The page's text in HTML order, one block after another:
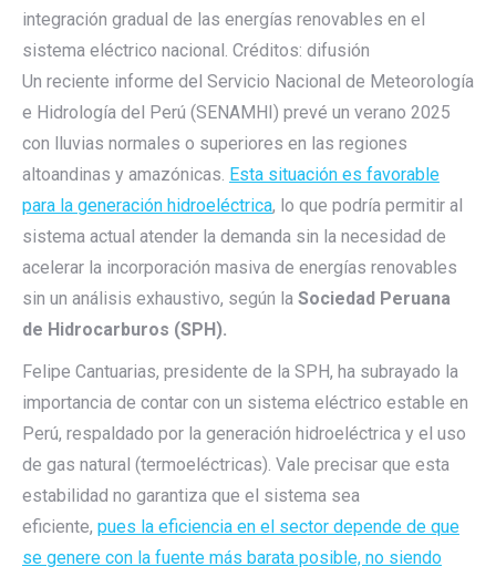
integración gradual de las energías renovables en el
sistema eléctrico nacional. Créditos: difusión
Un reciente informe del Servicio Nacional de Meteorología
e Hidrología del Perú (SENAMHI) prevé un verano 2025
con lluvias normales o superiores en las regiones
altoandinas y amazónicas. Esta situación es favorable
para la generación hidroeléctrica, lo que podría permitir al
sistema actual atender la demanda sin la necesidad de
acelerar la incorporación masiva de energías renovables
sin un análisis exhaustivo, según la Sociedad Peruana
de Hidrocarburos (SPH).
Felipe Cantuarias, presidente de la SPH, ha subrayado la
importancia de contar con un sistema eléctrico estable en
Perú, respaldado por la generación hidroeléctrica y el uso
de gas natural (termoeléctricas). Vale precisar que esta
estabilidad no garantiza que el sistema sea
eficiente, pues la eficiencia en el sector depende de que
se genere con la fuente más barata posible, no siendo